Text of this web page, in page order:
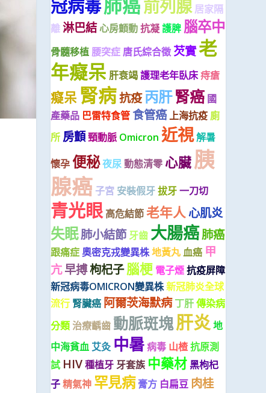
冠病毒肺癌前列腺 居家隔
離淋巴結心房顫動抗凝護脾 腦卒中
骨髓移植 腰突症 唐氏綜合徵 芡實老
年癡呆 肝衰竭護理老年臥床痔瘡
癡呆 腎病抗疫丙肝腎癌 國
產藥品 巴雷特食管食管癌上海抗疫 廁
所 房顫頸動脈 Omicron 近視解暑
懷孕 便秘夜尿動態清零 心臟胰
腺癌 子宮 安裝假牙拔牙一刀切
青光眼 高危結節老年人心肌炎
失眠肺小結節牙齒 大腸癌肺癌
跟痛症奧密克戎變異株地黃丸血癌 甲
亢早搏枸杞子腦梗 電子煙抗疫屏障
新冠病毒OMICRON變異株新冠肺炎全球
流行 腎臟癌 阿爾茨海默病 丁肝傳染病
分類治療齲齒 動脈斑塊肝炎地
中海貧血 艾灸 中暑病毒 山楂抗原測
試 HIV種植牙牙套族 中藥材黑枸杞
子精氣神 罕見病 膏方 白扁豆 肉桂